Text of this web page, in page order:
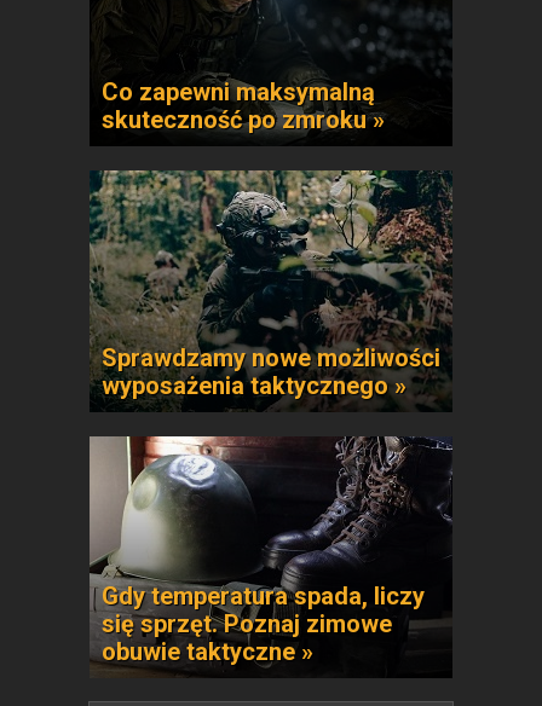
Co zapewni maksymalną
skuteczność po zmroku »
Sprawdzamy nowe możliwości
wyposażenia taktycznego »
Gdy temperatura spada, liczy
się sprzęt. Poznaj zimowe
obuwie taktyczne »